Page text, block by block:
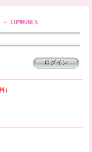
COMMUNES
）